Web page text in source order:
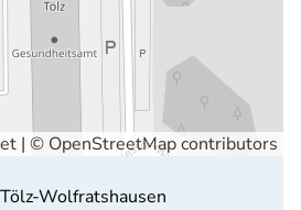
| © OpenStreetMapcontributors
Wolfratshausen